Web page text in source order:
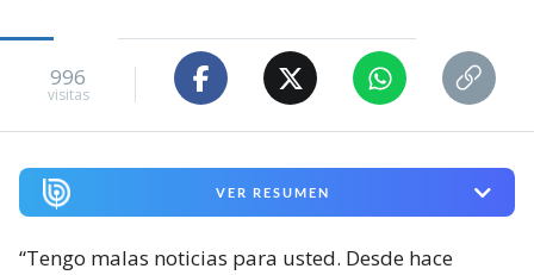
996
visitas
VER RESUMEN
“Tengo malas noticias para usted. Desde hace